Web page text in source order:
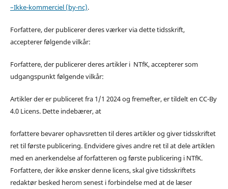
–Ikke-kommerciel (by-nc).
Forfattere, der publicerer deres værker via dette tidsskrift,
accepterer følgende vilkår:
Forfattere, der publicerer deres artikler i NTfK, accepterer som
udgangspunkt følgende vilkår:
Artikler der er publiceret fra 1/1 2024 og fremefter, er tildelt en CC-By
4.0 Licens. Dette indebærer, at
forfattere bevarer ophavsretten til deres artikler og giver tidsskriftet
ret til første publicering. Endvidere gives andre ret til at dele artiklen
med en anerkendelse af forfatteren og første publicering i NTfK.
Forfattere, der ikke ønsker denne licens, skal give tidsskriftets
redaktør besked herom senest i forbindelse med at de læser